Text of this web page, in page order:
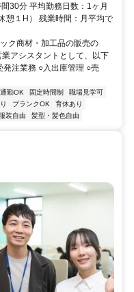
30分 平均勤務日数：1ヶ月
憩１H） 残業時間：月平均で
ク商材・加工品の販売の
業アシスタントとして、以下
注業務 ○入出庫管理 ○売
勤OK 固定時間制
職場見学可
ブランクOK
育休あり
服装自由 髪型・髪色自由